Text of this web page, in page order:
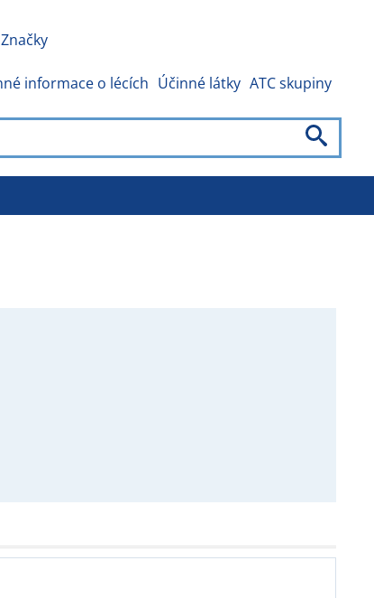
Značky
informace o lécích Účinné látky ATC skupiny